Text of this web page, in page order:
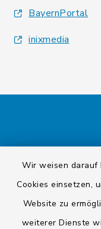
Wir weisen darauf
Cookies einsetzen,
Website zu
weiterer Dienste
BayernPortal
inixmedia